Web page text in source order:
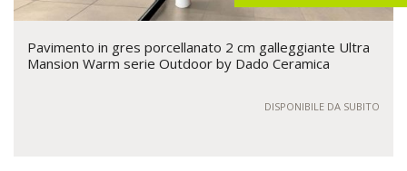
Pavimento in gres porcellanato 2 cm galleggiante Ultra
Mansion Warm serie Outdoor by Dado Ceramica
DISPONIBILE DA SUBITO